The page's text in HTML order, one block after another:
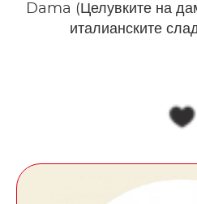
Dama (Целувките на
италианските